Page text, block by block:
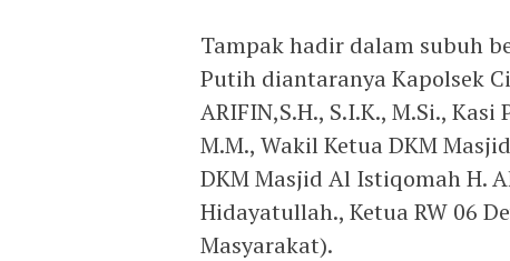
Tampak hadir dalam subuh
Putih diantaranya Kapolsek
ARIFIN,S.H., S.I.K., M.Si.,
M.M., Wakil Ketua DKM
DKM Masjid Al Istiqomah H.
Hidayatullah., Ketua RW 06
Masyarakat).